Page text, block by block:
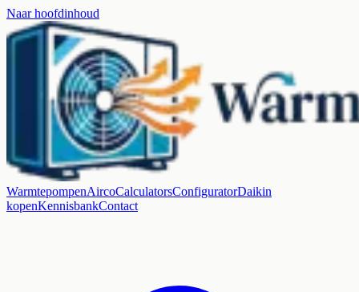
Naar hoofdinhoud
WarmtepompenAircoCalculatorsConfiguratorDaikin
kopenKennisbankContact